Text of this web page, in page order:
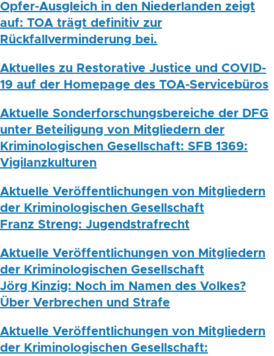
Opfer-Ausgleich in den Niederlanden zeigt
auf: TOA trägt definitiv zur
Rückfallverminderung bei.
Aktuelles zu Restorative Justice und COVID-
19 auf der Homepage des TOA-Servicebüros
Aktuelle Sonderforschungsbereiche der DFG
unter Beteiligung von Mitgliedern der
Kriminologischen Gesellschaft: SFB 1369:
Vigilanzkulturen
Aktuelle Veröffentlichungen von Mitgliedern
der Kriminologischen Gesellschaft
Franz Streng: Jugendstrafrecht
Aktuelle Veröffentlichungen von Mitgliedern
der Kriminologischen Gesellschaft
Jörg Kinzig: Noch im Namen des Volkes?
Über Verbrechen und Strafe
Aktuelle Veröffentlichungen von Mitgliedern
der Kriminologischen Gesellschaft: